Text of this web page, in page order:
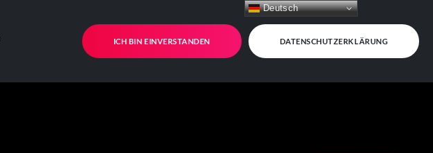
ICH BIN EINVERSTANDEN DATENSCHUTZERKLÄRUNG
Deutsch